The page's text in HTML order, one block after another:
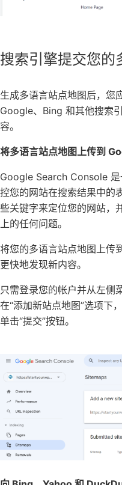
搜索引擎提交您的
生成多语言站点地图后，您
Google、Bing 和其他搜索
容。
将多语言站点地图上传到
Google Search Console
控您的网站在搜索结果中的
些关键字来定位您的网站，
上的任何问题。
将您的多语言站点地图上
更快地发现新内容。
只需登录您的帐户并从左侧
在“添加新站点地图”选项下
单击“提交”按钮。